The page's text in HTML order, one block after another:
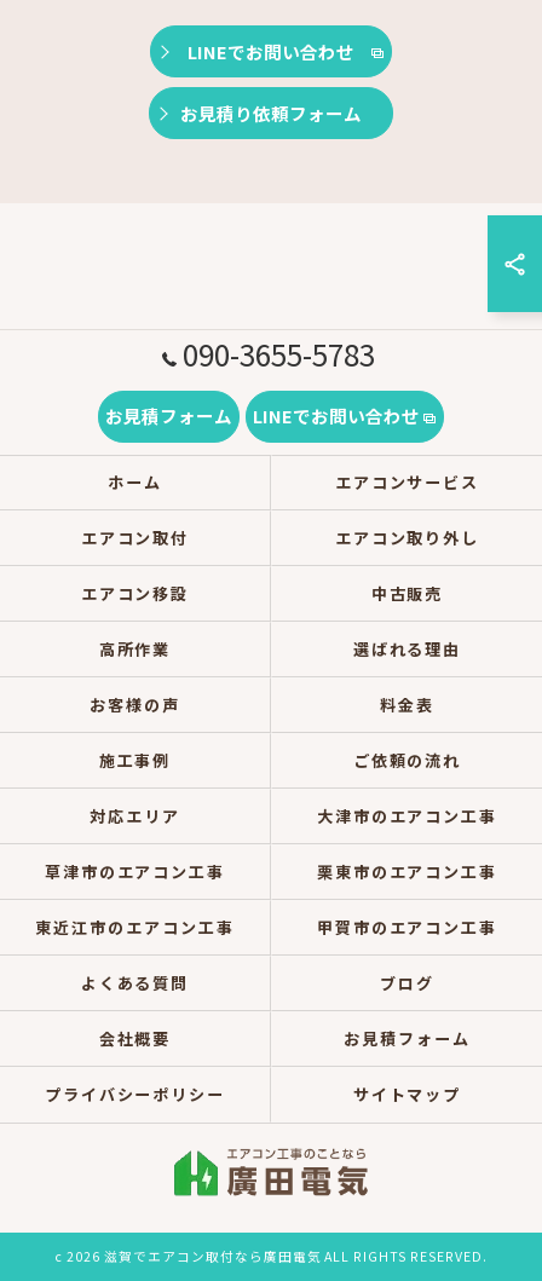
LINEでお問い合わせ
お見積り依頼フォーム
090-3655-5783
お見積フォーム LINEでお問い合わせ
ホーム エアコンサービス
エアコン取付 エアコン取り外し
エアコン移設 中古販売
高所作業 選ばれる理由
お客様の声 料金表
施工事例 ご依頼の流れ
対応エリア 大津市のエアコン工事
草津市のエアコン工事 栗東市のエアコン工事
東近江市のエアコン工事 甲賀市のエアコン工事
よくある質問 ブログ
会社概要 お見積フォーム
プライバシーポリシー サイトマップ
c 2026 滋賀でエアコン取付なら廣田電気 ALL RIGHTS RESERVED.